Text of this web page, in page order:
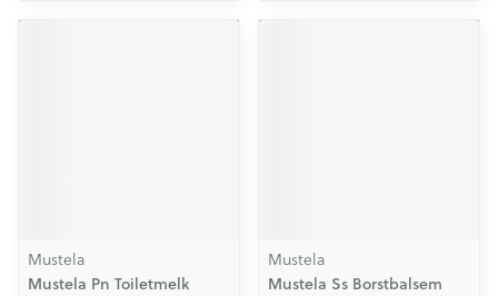
Mustela
Mustela Pn Toiletmelk
Mustela
Mustela Ss Borstbalsem